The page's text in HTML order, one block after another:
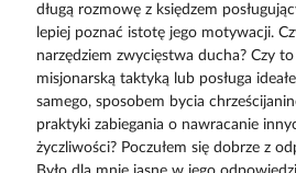
długą rozmowę z księdzem
lepiej poznać istotę jego motywacji.
narzędziem zwycięstwa ducha? Czy
misjonarską taktyką lub posługa
samego, sposobem bycia
praktyki zabiegania o nawracanie
życzliwości? Poczułem się dobrze z